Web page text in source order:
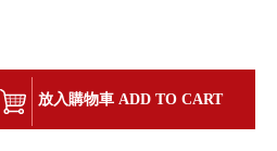
放入購物車 ADD TO CART